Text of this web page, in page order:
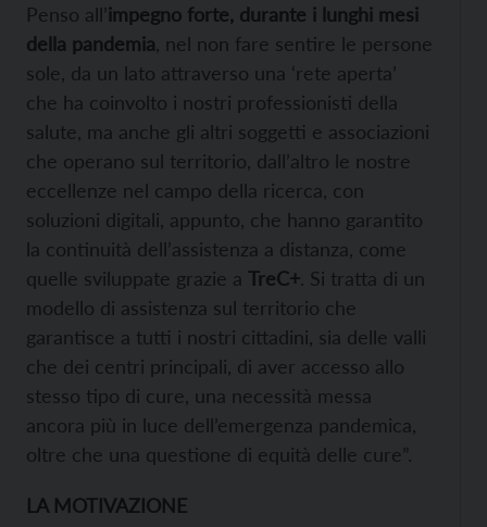
Penso all’impegno forte, durante i lunghi mesi
della pandemia , nel non fare sentire le persone
sole, da un lato attraverso una ‘rete aperta’
che ha coinvolto i nostri professionisti della
salute, ma anche gli altri soggetti e associazioni
che operano sul territorio, dall’altro le nostre
eccellenze nel campo della ricerca, con
soluzioni digitali, appunto, che hanno garantito
la continuità dell’assistenza a distanza, come
quelle sviluppate grazie a TreC+. Si tratta di un
modello di assistenza sul territorio che
garantisce a tutti i nostri cittadini, sia delle valli
che dei centri principali, di aver accesso allo
stesso tipo di cure, una necessità messa
ancora più in luce dell’emergenza pandemica,
oltre che una questione di equità delle cure”.
LA MOTIVAZIONE